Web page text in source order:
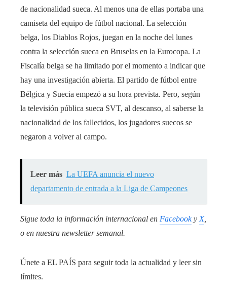
de nacionalidad sueca. Al menos una de ellas portaba una
camiseta del equipo de fútbol nacional. La selección
belga, los Diablos Rojos, juegan en la noche del lunes
contra la selección sueca en Bruselas en la Eurocopa. La
Fiscalía belga se ha limitado por el momento a indicar que
hay una investigación abierta. El partido de fútbol entre
Bélgica y Suecia empezó a su hora prevista. Pero, según
la televisión pública sueca SVT, al descanso, al saberse la
nacionalidad de los fallecidos, los jugadores suecos se
negaron a volver al campo.
Leer más La UEFA anuncia el nuevo
departamento de entrada a la Liga de Campeones
Sigue toda la información internacional en FacebookyX,
o en nuestra newsletter semanal.
Únete a EL PAÍS para seguir toda la actualidad y leer sin
límites.